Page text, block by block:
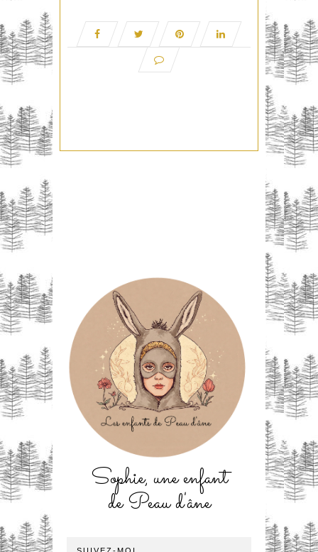
Sophie, une enfant
de Peau d'âne